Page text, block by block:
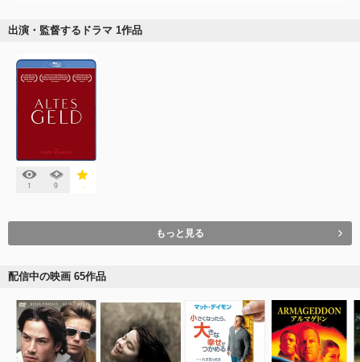
出演・監督するドラマ 1作品
1 9 -
もっと見る
配信中の映画 65作品